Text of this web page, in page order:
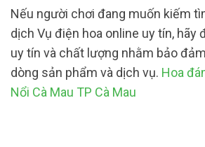
Nếu người chơi đang muốn kiếm
dịch Vụ điện hoa online uy tín, hãy
uy tín và chất lượng nhằm bảo
dòng sản phẩm và dịch vụ. Hoa
Nổi Cà Mau TP Cà Mau